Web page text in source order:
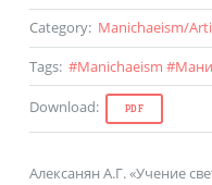
Category: Manichaeism/
Tags: #Manichaeism #
Download: PDF
Алексанян А.Г. «Учение